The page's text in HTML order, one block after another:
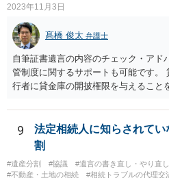
2023年11月3日
髙橋 俊太 弁護士
自筆証書遺言の内容のチェック・アド
管制度に関するサポートも可能です。
行者に貸金庫の開披権限を与えること
9
法定相続人に知らされて
割
#遺産分割 #協議 #遺言の書き直し・やり直し
#不動産・土地の相続
#相続トラブルの代理交